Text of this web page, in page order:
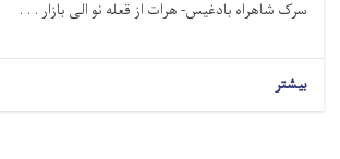
سرک شاهراه بادغیس- هرات از قعله نو الی بازار . . .
بیشتر